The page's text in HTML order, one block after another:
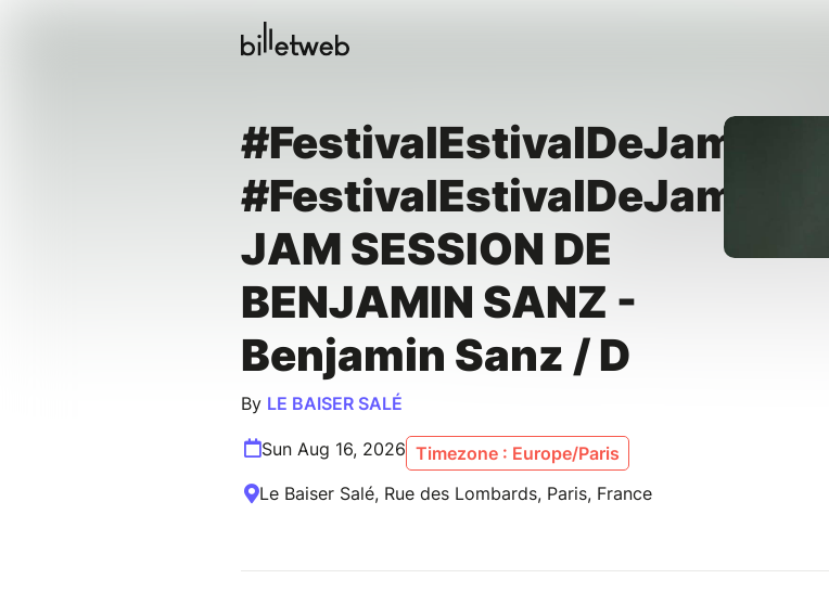
#FestivalEstivalDeJam2026
#FestivalEstivalDeJam2026
JAM SESSION DE
BENJAMIN SANZ -
Benjamin Sanz / D
By LE BAISER SALÉ
Sun Aug 16, 2026 Timezone : Europe/Paris
Le Baiser Salé, Rue des Lombards, Paris, France